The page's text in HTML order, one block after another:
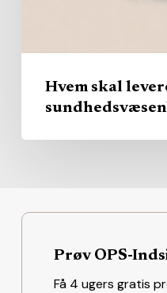
Hvem skal
Prøv OPS-
Få 4 ugers gratis